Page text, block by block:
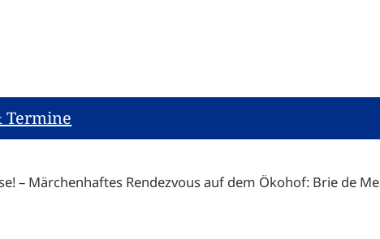
Termine
– Märchenhaftes Rendezvous auf dem Ökohof: Brie de